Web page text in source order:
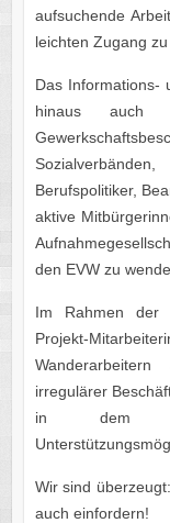
aufsuchende
leichten Zugang
Das Informations-
hinaus auch
Berufspolitiker,
aktive
den EVW zu
Im Rahmen der
Projekt-
irregulärer
in dem
Wir sind
auch einfordern!